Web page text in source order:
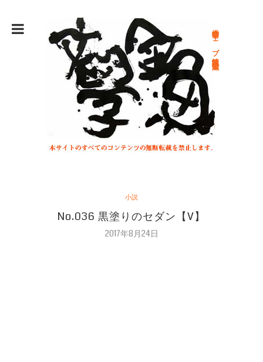
総合文学ウェブ情報誌 文学金魚
小説
No.036 黒塗りのセダン【V】
2017年8月24日